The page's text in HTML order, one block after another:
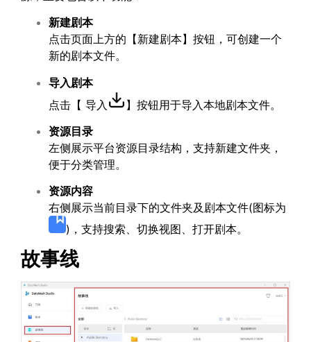
新建剧本
点击页面上方的【新建剧本】按钮，可创建一个
新的剧本文件。
导入剧本
点击【 导入
】按钮用于导入本地剧本文件。
资源目录
左侧展示平台资源目录结构，支持新建文件夹，
便于分类管理。
资源内容
右侧展示当前目录下的文件夹及剧本文件(图标为
)，支持搜索、切换视图、打开剧本。
故事线